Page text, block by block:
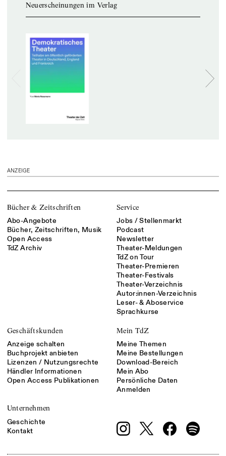
Neuerscheinungen im Verlag
ANZEIGE
Bücher & Zeitschriften
Abo-Angebote
Bücher, Zeitschriften, Musik
Open Access
TdZ Archiv
Service
Jobs / Stellenmarkt
Podcast
Newsletter
Theater-Meldungen
TdZ on Tour
Theater-Premieren
Theater-Festivals
Theater-Verzeichnis
Autor:innen-Verzeichnis
Leser- & Aboservice
Sprachkurse
Geschäftskunden
Anzeige schalten
Buchprojekt anbieten
Lizenzen / Nutzungsrechte
Händler Informationen
Open Access Publikationen
Mein TdZ
Meine Themen
Meine Bestellungen
Download-Bereich
Mein Abo
Persönliche Daten
Anmelden
Unternehmen
Geschichte
Kontakt